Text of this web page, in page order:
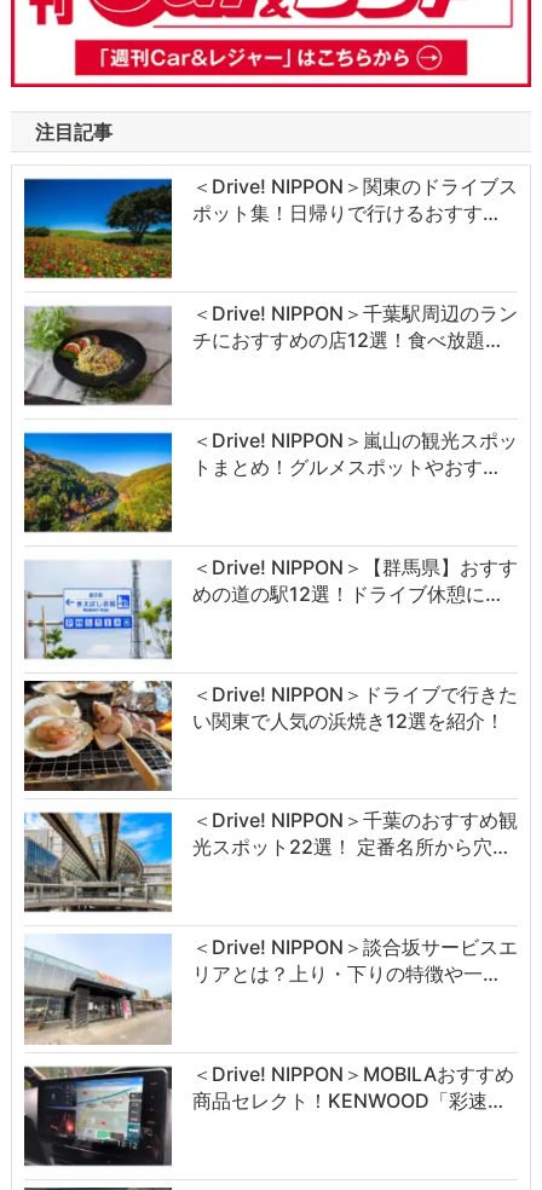
注目記事
＜Drive! NIPPON＞関東のドライブス
ポット集！日帰りで行けるおすす…
＜Drive! NIPPON＞千葉駅周辺のラン
チにおすすめの店12選！食べ放題…
＜Drive! NIPPON＞嵐山の観光スポッ
トまとめ！グルメスポットやおす…
＜Drive! NIPPON＞【群馬県】おすす
めの道の駅12選！ドライブ休憩に…
＜Drive! NIPPON＞ドライブで行きた
い関東で人気の浜焼き12選を紹介！
＜Drive! NIPPON＞千葉のおすすめ観
光スポット22選！ 定番名所から穴…
＜Drive! NIPPON＞談合坂サービスエ
リアとは？上り・下りの特徴や一…
＜Drive! NIPPON＞MOBILAおすすめ
商品セレクト！KENWOOD「彩速…